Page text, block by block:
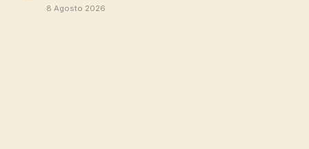
8 Agosto 2026